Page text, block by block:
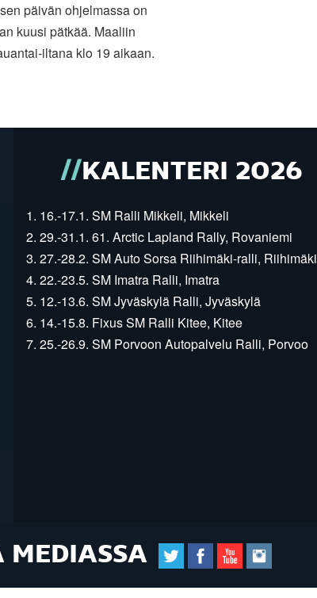
päivän ohjelmassa on
kuusi pätkää. Maaliin
iltana klo 19 aikaan.
KALENTERI 2026
1. 16.-17.1. SM Ralli Mikkeli, Mikkeli
2. 29.-31.1. 61. Arctic Lapland Rally, Rovaniemi
3. 27.-28.2. SM Auto Sorsa Riihimäki-ralli, Riihimäki
4. 22.-23.5. SM Imatra Ralli, Imatra
5. 12.-13.6. SM Jyväskylä Ralli, Jyväskylä
6. 14.-15.8. Fixus SM Ralli Kitee, Kitee
7. 25.-26.9. SM Porvoon Autopalvelu Ralli, Porvoo
MEDIASSA